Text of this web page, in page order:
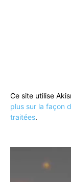
Ce site utilise
plus sur la façon
traitées.